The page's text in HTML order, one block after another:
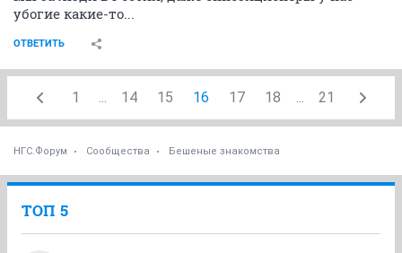
убогие какие-то...
ОТВЕТИТЬ
1 14 15 16 17 18 21
НГС.Форум Сообщества Бешеные знакомства
ТОП 5